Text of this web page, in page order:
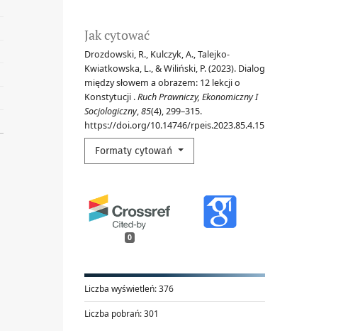
Jak cytować
Drozdowski, R., Kulczyk, A., Talejko-
Kwiatkowska, L., & Wiliński, P. (2023). Dialog
między słowem a obrazem: 12 lekcji o
Konstytucji .Ruch Prawniczy, Ekonomiczny I
Socjologiczny,85(4), 299–315.
https://doi.org/10.14746/rpeis.2023.85.4.15
Formaty cytowań
0
Liczba wyświetleń:376
Liczba pobrań:301